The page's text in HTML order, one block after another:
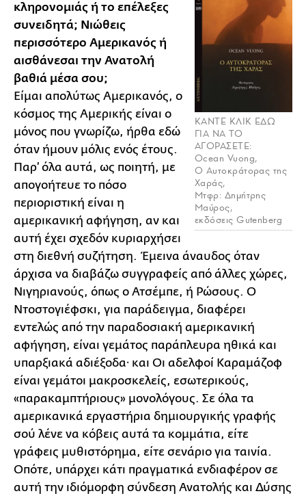
ΚΑΝΤΕ ΚΛΙΚ ΕΔΩ
ΓΙΑ ΝΑ ΤΟ
ΑΓΟΡΑΣΕΤΕ:
Ocean Vuong,
Ο Αυτοκράτορας της
Χαράς,
Μτφρ: Δημήτρης
Μαύρος,
εκδόσεις Gutenberg
κληρονομιάς ή το επέλεξες
συνειδητά; Νιώθεις
περισσότερο Αμερικανός ή
αισθάνεσαι την Ανατολή
βαθιά μέσα σου;
Είμαι απολύτως Αμερικανός, ο
κόσμος της Αμερικής είναι ο
μόνος που γνωρίζω, ήρθα εδώ
όταν ήμουν μόλις ενός έτους.
Παρ’ όλα αυτά, ως ποιητή, με
απογοήτευε το πόσο
περιοριστική είναι η
αμερικανική αφήγηση, αν και
αυτή έχει σχεδόν κυριαρχήσει
στη διεθνή συζήτηση. Έμεινα άναυδος όταν
άρχισα να διαβάζω συγγραφείς από άλλες χώρες,
Νιγηριανούς, όπως ο Ατσέμπε, ή Ρώσους. Ο
Ντοστογιέφσκι, για παράδειγμα, διαφέρει
εντελώς από την παραδοσιακή αμερικανική
αφήγηση, είναι γεμάτος παράπλευρα ηθικά και
υπαρξιακά αδιέξοδα· και Οι αδελφοί Καραμάζοφ
είναι γεμάτοι μακροσκελείς, εσωτερικούς,
«παρακαμπτήριους» μονολόγους. Σε όλα τα
αμερικανικά εργαστήρια δημιουργικής γραφής
σού λένε να κόβεις αυτά τα κομμάτια, είτε
γράφεις μυθιστόρημα, είτε σενάριο για ταινία.
Οπότε, υπάρχει κάτι πραγματικά ενδιαφέρον σε
αυτή την ιδιόμορφη σύνδεση Ανατολής και Δύσης